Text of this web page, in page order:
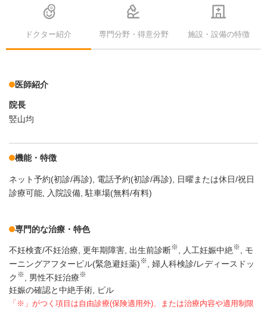
ドクター紹介 専門分野・得意分野 施設・設備の特徴
医師紹介
院長
竪山均
機能・特徴
ネット予約(初診/再診) 電話予約(初診/再診)
日曜または休日/祝日
診療可能
入院設備 駐車場(無料/有料)
専門的な治療・特色
不妊検査/不妊治療 更年期障害 出生前診断※ 人工妊娠中絶※
モ
ーニングアフターピル(緊急避妊薬)※
婦人科検診/レディースドッ
ク ※ 男性不妊治療※
妊娠の確認と中絶手術, ピル
「※」がつく項目は自由診療(保険適用外)、または治療内容や適用制限